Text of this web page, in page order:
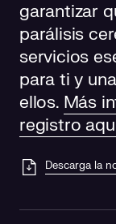
garantizar
parálisis
servicios
para ti y
ellos. Más
registro
Descarga la